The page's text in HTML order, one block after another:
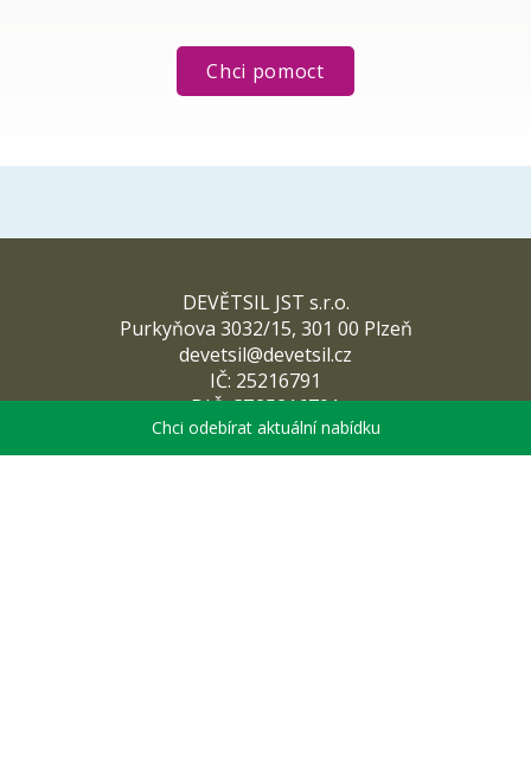
Chci pomoct
DEVĚTSIL JST s.r.o.
Purkyňova 3032/15, 301 00 Plzeň
devetsil@devetsil.cz
IČ: 25216791
DIČ: CZ25216791
Chci odebírat aktuální nabídku